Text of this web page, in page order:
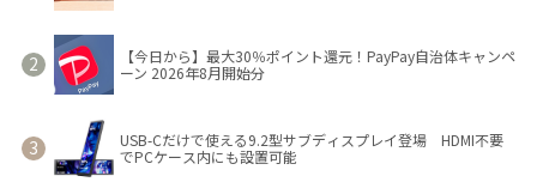
【今日から】最大30％ポイント還元！PayPay自治体キャンペ
ーン 2026年8月開始分
USB-Cだけで使える9.2型サブディスプレイ登場 HDMI不要
でPCケース内にも設置可能